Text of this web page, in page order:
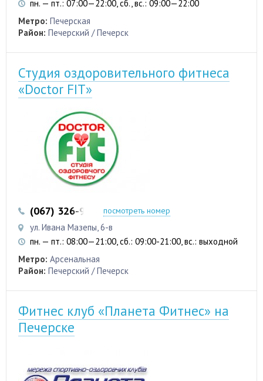
пн. — пт.: 07:00—22:00, сб., вс.: 09:00—22:00
Метро: Печерская
Район: Печерский / Печерск
Студия оздоровительного фитнеса
«Doctor FIT»
(067) 326-96-44 (067) 235-23-38
посмотреть номер
ул. Ивана Мазепы, 6-в
пн. — пт.: 08:00—21:00, сб.: 09:00-21:00, вс.: выходной
Метро: Арсенальная
Район: Печерский / Печерск
Фитнес клуб «Планета Фитнес» на
Печерске